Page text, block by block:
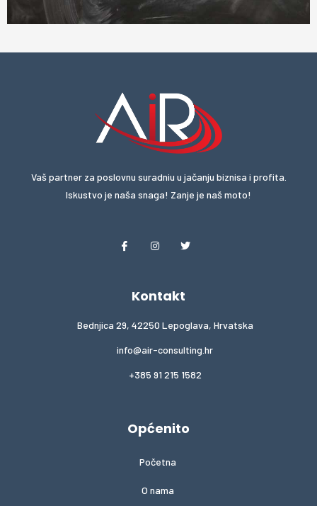
Vaš partner za poslovnu suradniu u jačanju biznisa i profita.
Iskustvo je naša snaga! Zanje je naš moto!
Kontakt
Bednjica 29, 42250 Lepoglava, Hrvatska
info@air-consulting.hr
+385 91 215 1582
Općenito
Početna
O nama